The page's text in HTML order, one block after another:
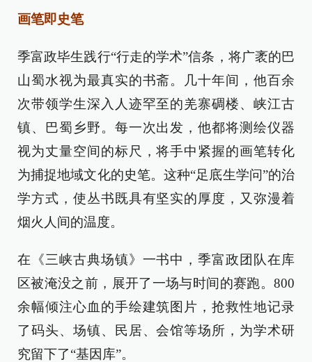
画笔即史笔
季富政毕生践行“行走的学术”信条，将广袤的巴
山蜀水视为最真实的书斋。几十年间，他百余
次带领学生深入人迹罕至的羌寨碉楼、峡江古
镇、巴蜀乡野。每一次出发，他都将测绘仪器
视为丈量空间的标尺，将手中紧握的画笔转化
为捕捉地域文化的史笔。这种“足底生学问”的治
学方式，使丛书既具有坚实的厚度，又弥漫着
烟火人间的温度。
在《三峡古典场镇》一书中，季富政团队在库
区被淹没之前，展开了一场与时间的赛跑。800
余幅倾注心血的手绘建筑图片，抢救性地记录
了码头、场镇、民居、会馆等场所，为学术研
究留下了“基因库”。